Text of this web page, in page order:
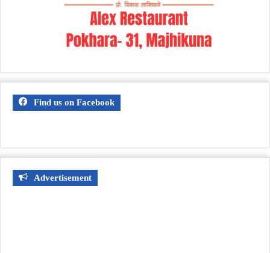
Find us on Facebook
Advertisement